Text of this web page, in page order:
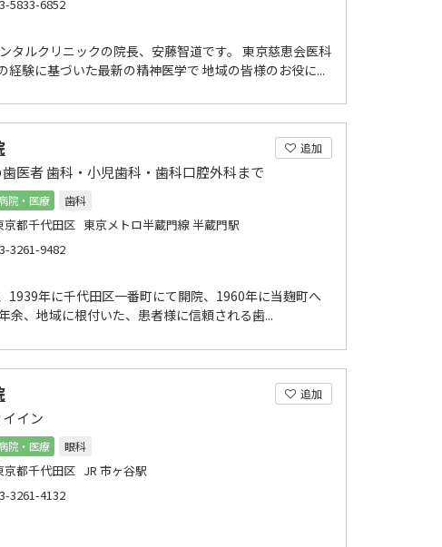
5833-6852
タルクリニックの院長、安藤智道です。 東京慈恵会医科
経験に基づいた最新の精神医学で 地域の皆様のお役に...
追加
医者 歯科・小児歯科・歯科口腔外科まで
院・医療
歯科
京都千代田区 東京メトロ半蔵門線 半蔵門駅
3261-9482
1939年に千代田区一番町にて開院、1960年に当麹町へ
余、地域に根付いた、患者様に信頼される歯...
追加
イン
院・医療
眼科
京都千代田区 JR 市ヶ谷駅
3261-4132